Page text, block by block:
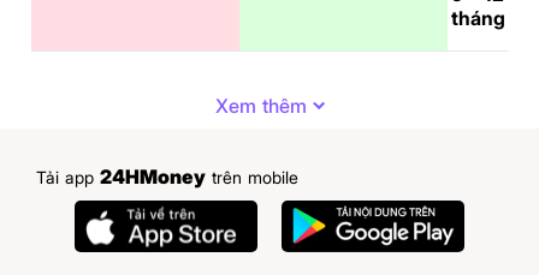
tháng
Xem thêm
Tải app 24HMoney trên mobile